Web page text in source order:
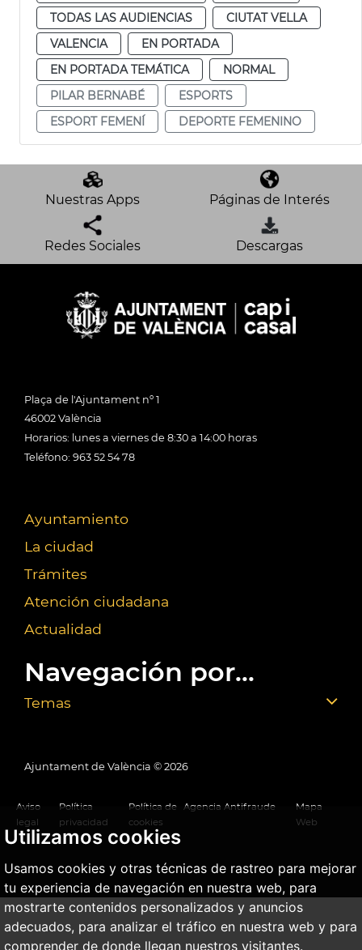
Utilizamos cookies
Usamos cookies y otras técnicas de rastreo para mejorar
tu experiencia de navegación en nuestra web, para
mostrarte contenidos personalizados y anuncios
adecuados, para analizar el tráfico en nuestra web y para
comprender de donde llegan nuestros visitantes.
TODAS LAS AUDIENCIAS
CIUTAT VELLA
VALENCIA
EN PORTADA
EN PORTADA TEMÁTICA
NORMAL
PILAR BERNABÉ
ESPORTS
ESPORT FEMENÍ
DEPORTE FEMENINO
Nuestras Apps Páginas de Interés
Redes Sociales Descargas
Plaça de l'Ajuntament nº 1
46002 València
Horarios: lunes a viernes de 8:30 a 14:00 horas
Teléfono: 963 52 54 78
Ayuntamiento
La ciudad
Trámites
Atención ciudadana
Actualidad
Navegación por...
Temas
Ajuntament de València © 2026
Aviso
legal
Política
privacidad
Política de
cookies
Agencia Antifraude
Mapa
Web